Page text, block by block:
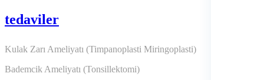
tedaviler
Kulak Zarı Ameliyatı (Timpanoplasti Miringoplasti)
Bademcik Ameliyatı (Tonsillektomi)